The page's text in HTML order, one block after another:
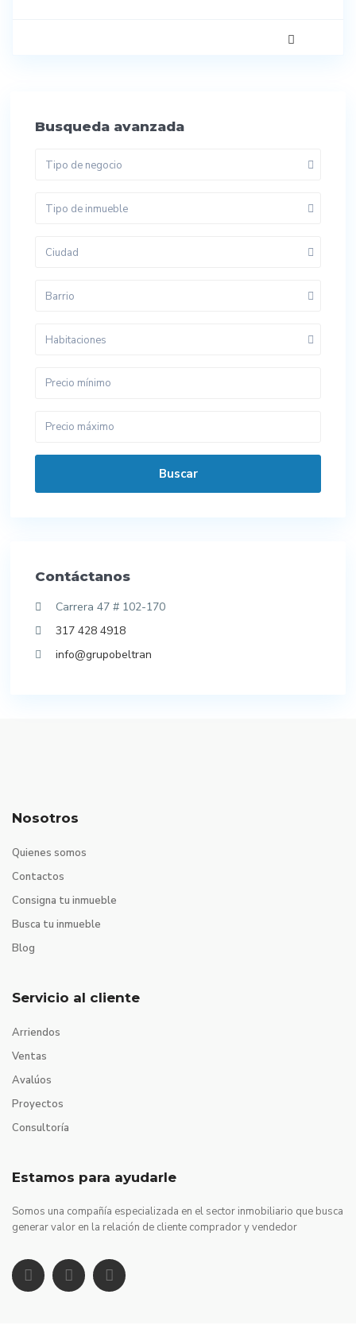
Busqueda avanzada
Tipo de negocio
Tipo de inmueble
Ciudad
Barrio
Habitaciones
Buscar
Contáctanos
Carrera 47 # 102-170
317 428 4918
info@grupobeltran
Nosotros
Quienes somos
Contactos
Consigna tu inmueble
Busca tu inmueble
Blog
Servicio al cliente
Arriendos
Ventas
Avalúos
Proyectos
Consultoría
Estamos para ayudarle
Somos una compañía especializada en el sector inmobiliario que busca
generar valor en la relación de cliente comprador y vendedor